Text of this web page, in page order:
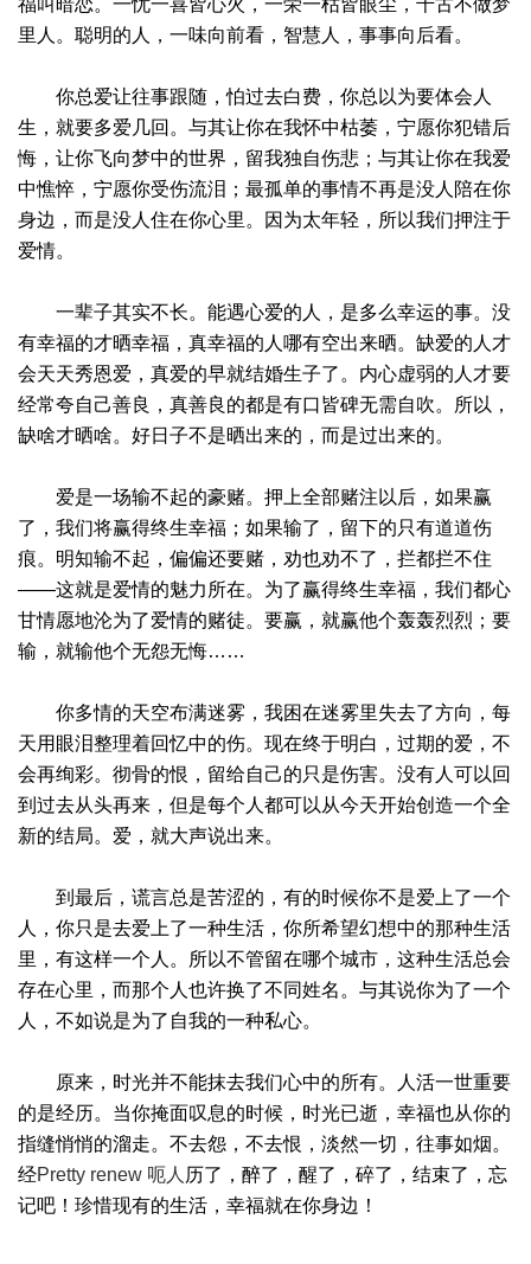
福叫暗恋。一忧一喜皆心火，一荣一枯皆眼尘，千古不做梦
里人。聪明的人，一味向前看，智慧人，事事向后看。
你总爱让往事跟随，怕过去白费，你总以为要体会人
生，就要多爱几回。与其让你在我怀中枯萎，宁愿你犯错后
悔，让你飞向梦中的世界，留我独自伤悲；与其让你在我爱
中憔悴，宁愿你受伤流泪；最孤单的事情不再是没人陪在你
身边，而是没人住在你心里。因为太年轻，所以我们押注于
爱情。
一辈子其实不长。能遇心爱的人，是多么幸运的事。没
有幸福的才晒幸福，真幸福的人哪有空出来晒。缺爱的人才
会天天秀恩爱，真爱的早就结婚生子了。内心虚弱的人才要
经常夸自己善良，真善良的都是有口皆碑无需自吹。所以，
缺啥才晒啥。好日子不是晒出来的，而是过出来的。
爱是一场输不起的豪赌。押上全部赌注以后，如果赢
了，我们将赢得终生幸福；如果输了，留下的只有道道伤
痕。明知输不起，偏偏还要赌，劝也劝不了，拦都拦不住
——这就是爱情的魅力所在。为了赢得终生幸福，我们都心
甘情愿地沦为了爱情的赌徒。要赢，就赢他个轰轰烈烈；要
输，就输他个无怨无悔……
你多情的天空布满迷雾，我困在迷雾里失去了方向，每
天用眼泪整理着回忆中的伤。现在终于明白，过期的爱，不
会再绚彩。彻骨的恨，留给自己的只是伤害。没有人可以回
到过去从头再来，但是每个人都可以从今天开始创造一个全
新的结局。爱，就大声说出来。
到最后，谎言总是苦涩的，有的时候你不是爱上了一个
人，你只是去爱上了一种生活，你所希望幻想中的那种生活
里，有这样一个人。所以不管留在哪个城市，这种生活总会
存在心里，而那个人也许换了不同姓名。与其说你为了一个
人，不如说是为了自我的一种私心。
原来，时光并不能抹去我们心中的所有。人活一世重要
的是经历。当你掩面叹息的时候，时光已逝，幸福也从你的
指缝悄悄的溜走。不去怨，不去恨，淡然一切，往事如烟。
经Pretty renew 呃人 历了，醉了，醒了，碎了，结束了，忘
记吧！珍惜现有的生活，幸福就在你身边！